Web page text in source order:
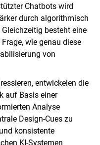
Chatbots wird
durch algorithmisch
besteht eine
wie genau diese
von
entwickelen die
auf Basis einer
Analyse
Design-Cues zu
konsistente
KI-Systemen